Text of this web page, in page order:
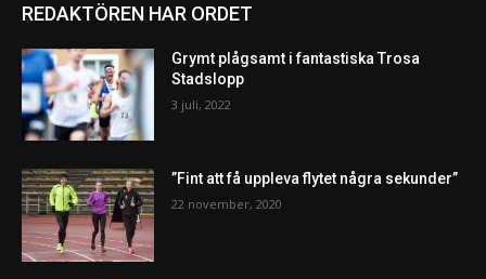
REDAKTÖREN HAR ORDET
Grymt plågsamt i fantastiska Trosa
Stadslopp
3 juli, 2022
”Fint att få uppleva flytet några sekunder”
22 november, 2020